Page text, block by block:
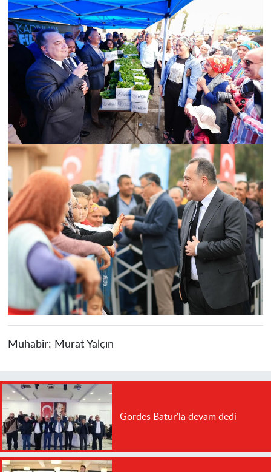
Muhabir: Murat Yalçın
Gördes Batur'la devam dedi